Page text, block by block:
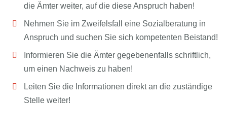
die Ämter weiter, auf die diese Anspruch haben!
Nehmen Sie im Zweifelsfall eine Sozialberatung in
Anspruch und suchen Sie sich kompetenten Beistand!
Informieren Sie die Ämter gegebenenfalls schriftlich,
um einen Nachweis zu haben!
Leiten Sie die Informationen direkt an die zuständige
Stelle weiter!